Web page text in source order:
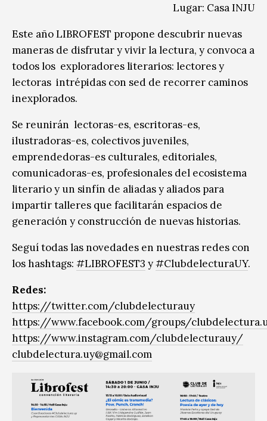
Lugar: Casa INJU
Este año LIBROFEST propone descubrir nuevas
maneras de disfrutar y vivir la lectura, y convoca a
todos los exploradores literarios: lectores y
lectoras intrépidas con sed de recorrer caminos
inexplorados.
Se reunirán lectoras-es, escritoras-es,
ilustradoras-es, colectivos juveniles,
emprendedoras-es culturales, editoriales,
comunicadoras-es, profesionales del ecosistema
literario y un sinfín de aliadas y aliados para
impartir talleres que facilitarán espacios de
generación y construcción de nuevas historias.
Seguí todas las novedades en nuestras redes con
los hashtags: #LIBROFEST3 y#ClubdelecturaUY.
Redes:
https://twitter.com/clubdelecturauy
https://www.facebook.com/groups/
https://www.instagram.com/clubdelecturauy/
clubdelectura.uy@gmail.com